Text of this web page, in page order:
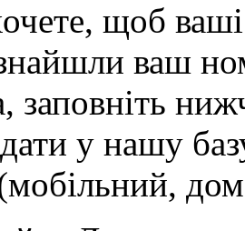
щоб ваші
ваш
заповніть
у нашу